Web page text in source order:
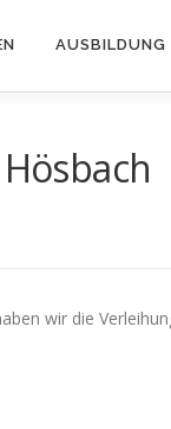
AUSBILDUNG
wir die